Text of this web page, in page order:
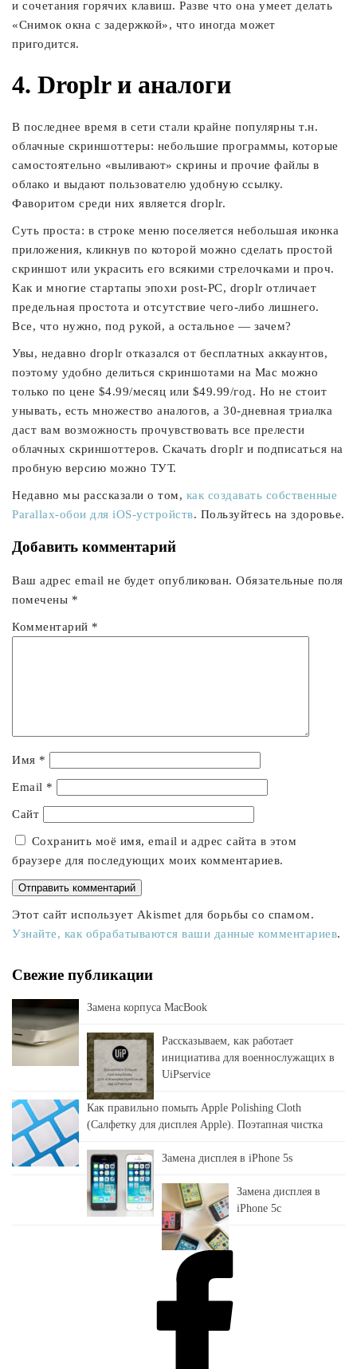
и сочетания горячих клавиш. Разве что она умеет делать
«Снимок окна с задержкой», что иногда может
пригодится.
4. Droplr и аналоги
В последнее время в сети стали крайне популярны т.н.
облачные скриншоттеры: небольшие программы, которые
самостоятельно «выливают» скрины и прочие файлы в
облако и выдают пользователю удобную ссылку.
Фаворитом среди них является droplr.
Суть проста: в строке меню поселяется небольшая иконка
приложения, кликнув по которой можно сделать простой
скриншот или украсить его всякими стрелочками и проч.
Как и многие стартапы эпохи post-PC, droplr отличает
предельная простота и отсутствие чего-либо лишнего.
Все, что нужно, под рукой, а остальное — зачем?
Увы, недавно droplr отказался от бесплатных аккаунтов,
поэтому удобно делиться скриншотами на Mac можно
только по цене $4.99/месяц или $49.99/год. Но не стоит
унывать, есть множество аналогов, а 30-дневная триалка
даст вам возможность прочувствовать все прелести
облачных скриншоттеров. Скачать droplr и подписаться на
пробную версию можно ТУТ.
Недавно мы рассказали о том, как создавать собственные
Parallax-обои для iOS-устройств. Пользуйтесь на здоровье.
Добавить комментарий
Ваш адрес email не будет опубликован. Обязательные поля
помечены *
Комментарий *
Имя *
Email *
Сайт
Сохранить моё имя, email и адрес сайта в этом
браузере для последующих моих комментариев.
Этот сайт использует Akismet для борьбы со спамом.
Узнайте, как обрабатываются ваши данные комментариев.
Свежие публикации
Замена корпуса MacBook
Рассказываем, как работает
инициатива для военнослужащих в
UiPservice
Как правильно помыть Apple Polishing Cloth
(Салфетку для дисплея Apple). Поэтапная чистка
Замена дисплея в iPhone 5s
Замена дисплея в
iPhone 5c